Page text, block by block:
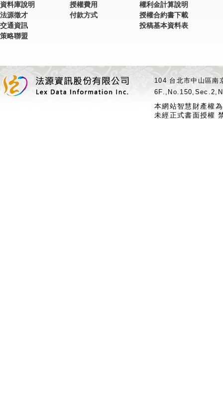
資料庫說明
法源徵才
交通資訊
策略聯盟
授權費用
付款方式
權利金計算說明
授權合約書下載
投稿基本資料表
104 台北市中山區
本網站智慧財產權
未經正式書面授權